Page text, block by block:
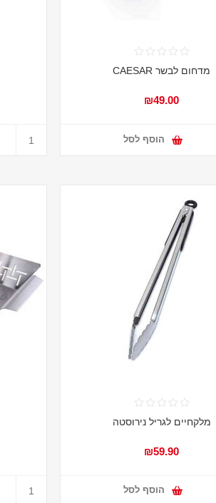
מדחום לבשר CAESAR
₪49.00
הוסף לסל
מלקחיים לגריל נירוסטה
₪59.90
הוסף לסל